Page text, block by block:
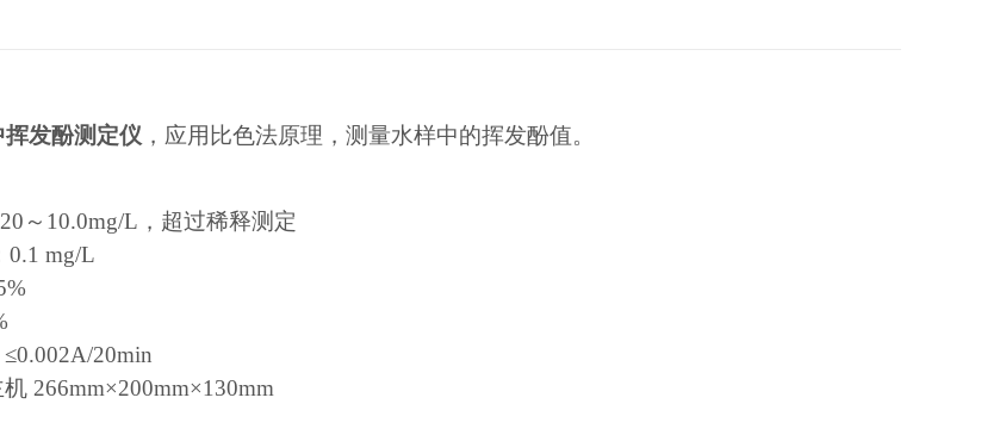
挥发酚测定仪 ，应用比色法原理，测量水样中的挥发酚值。
～10.0mg/L，超过稀释测定
0.1 mg/L
20min
266mm×200mm×130mm